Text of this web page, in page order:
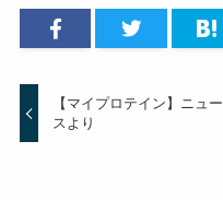
【マイプロテイン】ニュー
スより